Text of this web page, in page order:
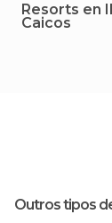
Resorts en
Caicos
Outros tipos